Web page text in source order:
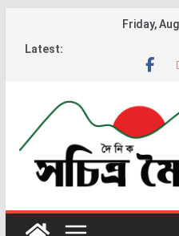
Friday,
Latest: